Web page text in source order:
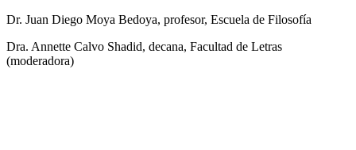
Dr. Juan Diego Moya Bedoya, profesor, Escuela de Filosofía
Dra. Annette Calvo Shadid, decana, Facultad de Letras
(moderadora)